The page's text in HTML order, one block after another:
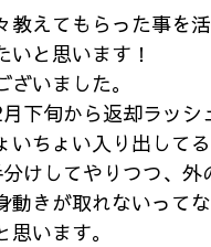
教えてもらった事を
いと思います！
いました。
下旬から返却ラッシ
いちょい入り出して
けしてやりつつ、外
動きが取れないって
います。